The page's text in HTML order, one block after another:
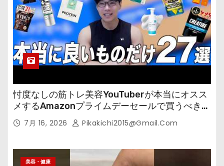
忖度なしの筋トレ美容YouTuberが本当にオスス
メするAmazonプライムデーセールで買うべきも
の 7月 16, 2026 Pikakichi2015@gmail.com
美容・健康